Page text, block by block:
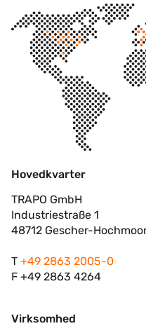
Hovedkvarter
TRAPO GmbH
Industriestraße 1
48712 Gescher-
T +49 2863 2005-0
F +49 2863 4264
Virksomhed